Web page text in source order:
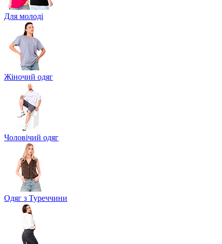
Для молоді
Жіночий одяг
Чоловічий одяг
Одяг з Туреччини